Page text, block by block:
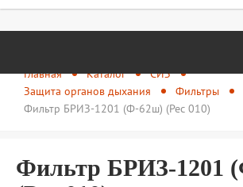
Главная Каталог
СИЗ
Защита органов дыхания
Фильтры
Фильтр БРИЗ-1201 (Ф-62ш) (Рес 010)
Фильтр БРИЗ-1201